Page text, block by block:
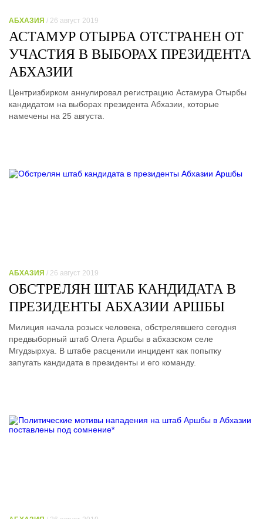
АБХАЗИЯ / 26 август 2019
АСТАМУР ОТЫРБА ОТСТРАНЕН ОТ
УЧАСТИЯ В ВЫБОРАХ ПРЕЗИДЕНТА
АБХАЗИИ
Центризбирком аннулировал регистрацию Астамура Отырбы
кандидатом на выборах президента Абхазии, которые
намечены на 25 августа.
АБХАЗИЯ / 26 август 2019
ОБСТРЕЛЯН ШТАБ КАНДИДАТА В
ПРЕЗИДЕНТЫ АБХАЗИИ АРШБЫ
Милиция начала розыск человека, обстрелявшего сегодня
предвыборный штаб Олега Аршбы в абхазском селе
Мгудзырхуа. В штабе расценили инцидент как попытку
запугать кандидата в президенты и его команду.